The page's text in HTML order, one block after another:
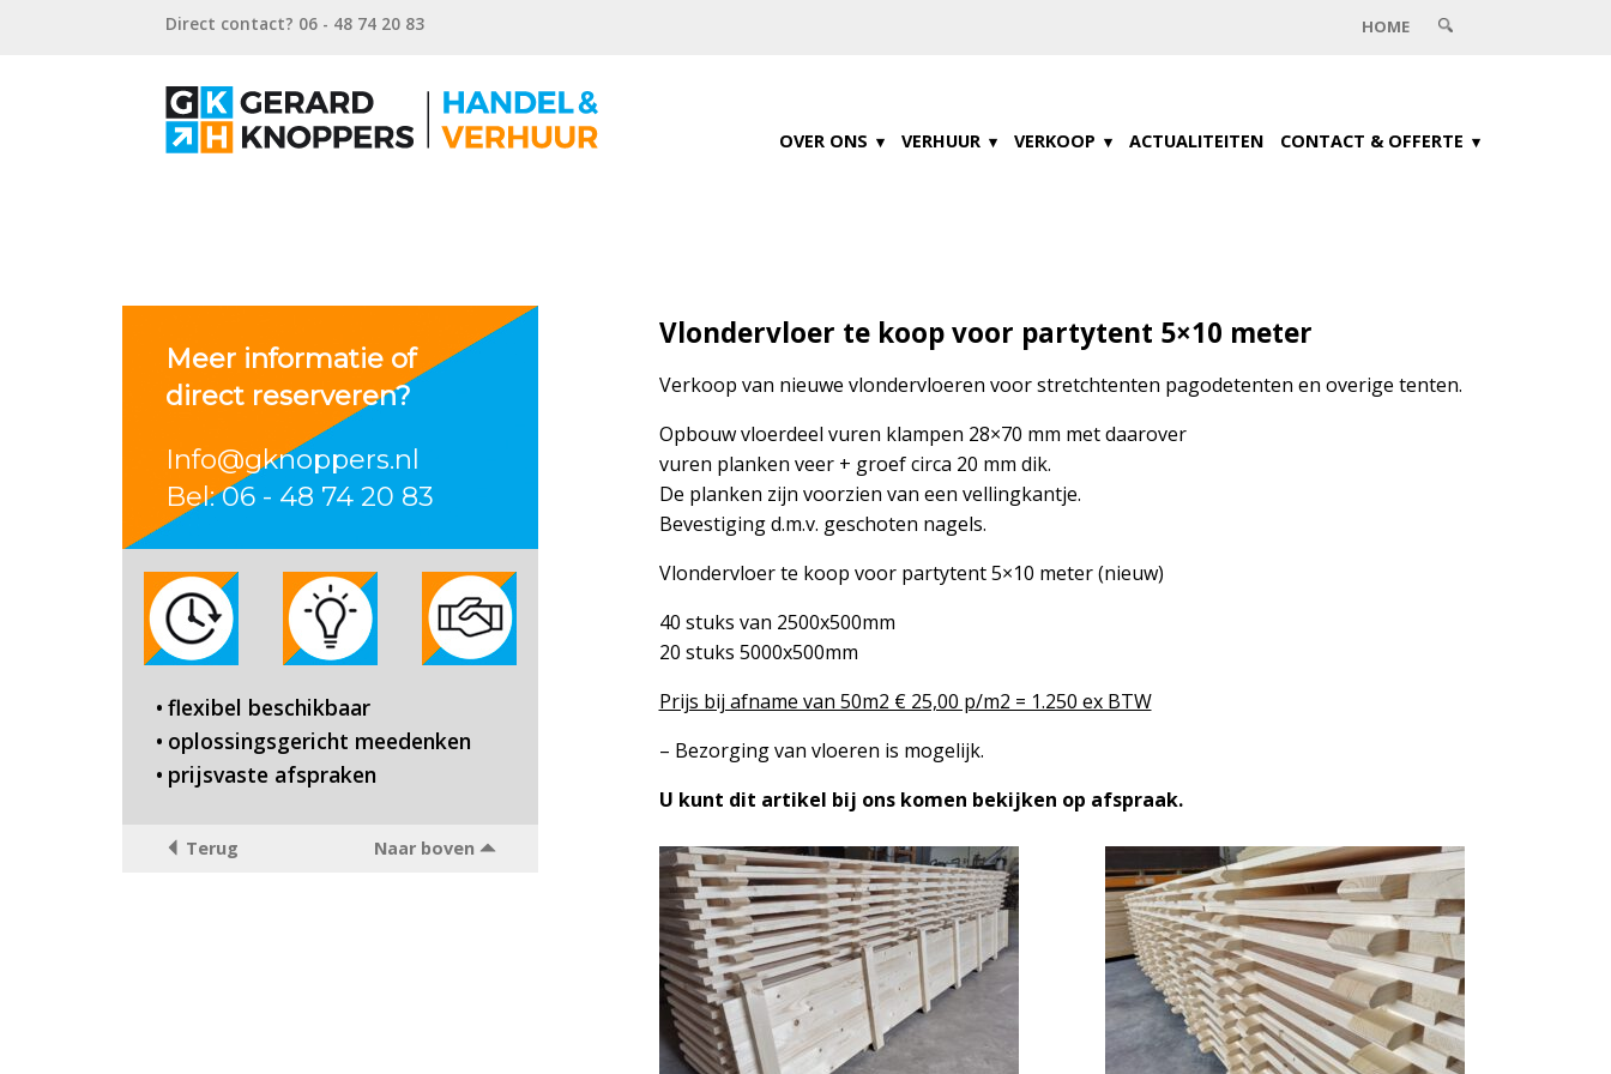
Direct contact? 06 - 48 74 20 83 HOME
OVER ONS VERHUUR VERKOOP ACTUALITEITEN CONTACT & OFFERTE
Meer informatie of
direct reserveren?
Info@gknoppers.nl
Bel: 06 - 48 74 20 83
flexibel beschikbaar
oplossingsgericht meedenken
prijsvaste afspraken
Terug Naar boven
Vlondervloer te koop voor partytent 5×10 meter
Verkoop van nieuwe vlondervloeren voor stretchtenten pagodetenten en overige tenten.
Opbouw vloerdeel vuren klampen 28×70 mm met daarover
vuren planken veer + groef circa 20 mm dik.
De planken zijn voorzien van een vellingkantje.
Bevestiging d.m.v. geschoten nagels.
Vlondervloer te koop voor partytent 5×10 meter (nieuw)
40 stuks van 2500x500mm
20 stuks 5000x500mm
Prijs bij afname van 50m2 € 25,00 p/m2 = 1.250 ex BTW
– Bezorging van vloeren is mogelijk.
U kunt dit artikel bij ons komen bekijken op afspraak.